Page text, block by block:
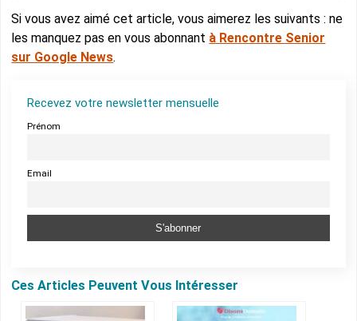
Si vous avez aimé cet article, vous aimerez les suivants : ne
les manquez pas en vous abonnant à Rencontre Senior
sur Google News.
Recevez votre newsletter mensuelle
Prénom
Email
Ces Articles Peuvent Vous Intéresser